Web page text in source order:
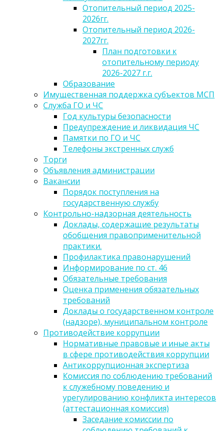
Отопительный период 2025-
2026гг.
Отопительный период 2026-
2027гг.
План подготовки к
отопительному периоду
2026-2027 г.г.
Образование
Имущественная поддержка субъектов МСП
Служба ГО и ЧС
Год культуры безопасности
Предупреждение и ликвидация ЧС
Памятки по ГО и ЧС
Телефоны экстренных служб
Торги
Объявления администрации
Вакансии
Порядок поступления на
государственную службу
Контрольно-надзорная деятельность
Доклады, содержащие результаты
обобщения правоприменительной
практики.
Профилактика правонарушений
Информирование по ст. 46
Обязательные требования
Оценка применения обязательных
требований
Доклады о государственном контроле
(надзоре), муниципальном контроле
Противодействие коррупции
Нормативные правовые и иные акты
в сфере противодействия коррупции
Антикоррупционная экспертиза
Комиссия по соблюдению требований
к служебному поведению и
урегулированию конфликта интересов
(аттестационная комиссия)
Заседание комиссии по